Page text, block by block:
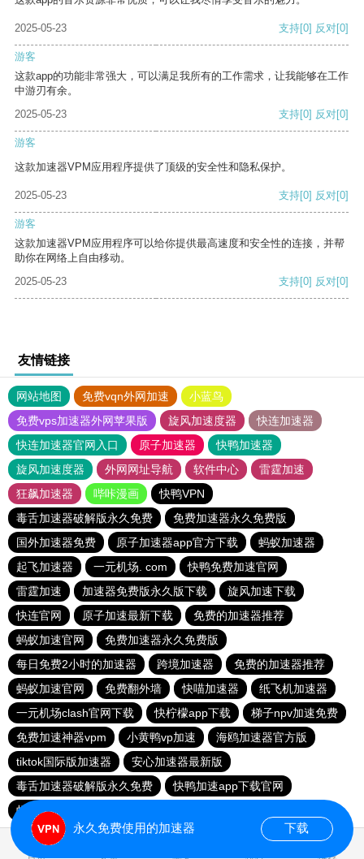
2025-05-23 支持[0] 反对[0]
游客
这款app的功能非常强大，可以满足我所有的工作需求，让我能够在工作
中游刃有余。
2025-05-23
支持[0] 反对[0]
游客
这款加速器VPM应用程序提供了顶级的安全性和隐私保护。
2025-05-23 支持[0] 反对[0]
游客
这款加速器VPM应用程序可以给你提供最高速度和安全性的连接，并帮
助你在网络上自由移动。
2025-05-23
支持[0] 反对[0]
友情链接
网站地图 免费vqn外网加速
小蓝鸟
免费vps加速器外网苹果版
旋风加速度器
快连加速器
快连加速器官网入口
原子加速器
快鸭加速器
旋风加速度器
外网网址导航 软件中心
雷霆加速
狂飙加速器
哔咔漫画
快鸭VPN
毒舌加速器破解版永久免费
免费加速器永久免费版
国外加速器免费
原子加速器app官方下载
蚂蚁加速器
起飞加速器
一元机场. com
快鸭免费加速官网
雷霆加速
加速器免费版永久版下载
旋风加速下载
快连官网
原子加速最新下载
免费的加速器推荐
蚂蚁加速官网
免费加速器永久免费版
每日免费2小时的加速器
跨境加速器
免费的加速器推荐
蚂蚁加速官网
免费翻外墙 快喵加速器
纸飞机加速器
一元机场clash官网下载
快柠檬app下载
梯子npv加速免费
免费加速神器vpm
小黄鸭vp加速
海鸥加速器官方版
tiktok国际版加速器
安心加速器最新版
毒舌加速器破解版永久免费
快鸭加速app下载官网
蚂蚁加速官网
永久免费使用的加速器 下载